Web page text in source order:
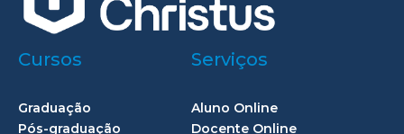
Cursos
Graduação
Pós-graduação
Serviços
Aluno Online
Docente Online